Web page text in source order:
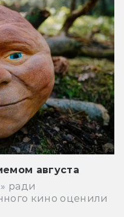
августа
ради
кино оценили